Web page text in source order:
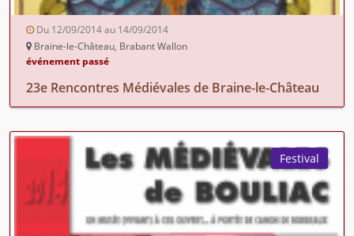
Du 12/09/2014 au 14/09/2014
Braine-le-Château, Brabant Wallon
événement passé
23e Rencontres Médiévales de Braine-le-Château
Festival